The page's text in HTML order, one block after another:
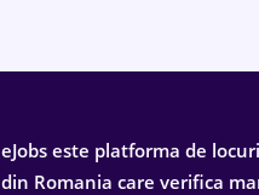
eJobs este platforma de
din Romania care verifica